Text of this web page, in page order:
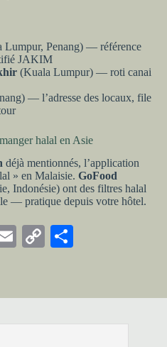
Lumpur, Penang) — référence
JAKIM
(Kuala Lumpur) — roti canai
— l’adresse des locaux, file
halal en Asie
déjà mentionnés, l’application
» en Malaisie. GoFood
Indonésie) ont des filtres halal
— pratique depuis votre hôtel.
E
C
Li er